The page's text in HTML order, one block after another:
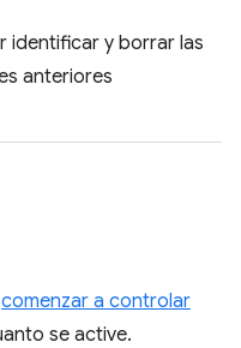
identificar y borrar las
anteriores
comenzar a controlar
se active.